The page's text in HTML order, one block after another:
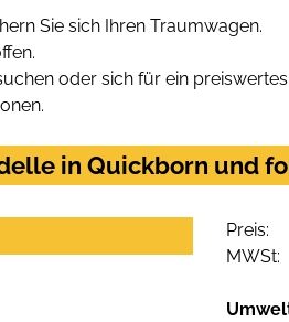
Sie sich Ihren Traumwagen.
oder sich für ein
in Quickborn und
Preis:
MWSt: